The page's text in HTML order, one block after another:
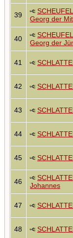
39
Georg der
40
Georg der
41
42
43
44
45
46
Johannes
47
48